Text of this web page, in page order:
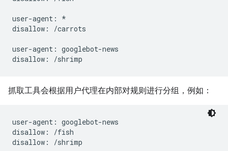
user-agent: *
disallow: /carrots
user-agent: googlebot-news
抓取工具会根据用户代理在内部对规则进行分组，例如：
user-agent: googlebot-news
disallow: /fish
disallow: /shrimp